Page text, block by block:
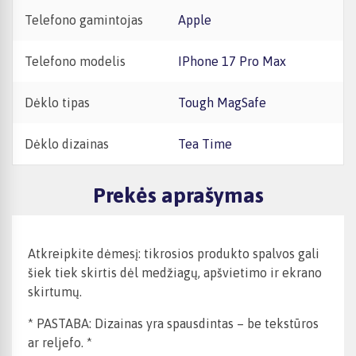
Telefono gamintojas Apple
Telefono modelis iPhone 17 Pro Max
Dėklo tipas Tough MagSafe
Dėklo dizainas Tea Time
Prekės aprašymas
Atkreipkite dėmesį: tikrosios produkto spalvos gali
šiek tiek skirtis dėl medžiagų, apšvietimo ir ekrano
skirtumų.
* PASTABA: Dizainas yra spausdintas – be tekstūros
ar reljefo. *